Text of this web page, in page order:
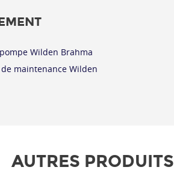
Wilden Brahma
maintenance Wilden
AUTRES PRODUITS